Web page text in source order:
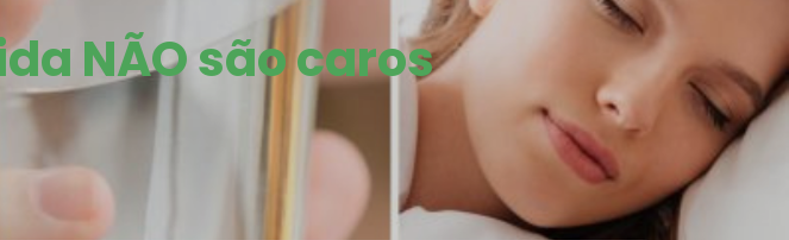
NÃO são caros